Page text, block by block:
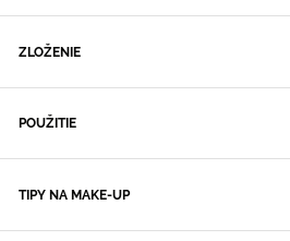
ZLOŽENIE
POUŽITIE
TIPY NA MAKE-UP